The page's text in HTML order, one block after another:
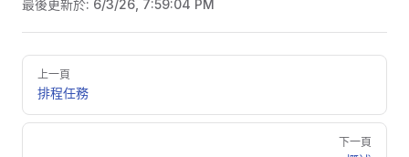
最後更新於: 6/3/26, 7:59:04 PM
Pager
上一頁
排程任務
下一頁